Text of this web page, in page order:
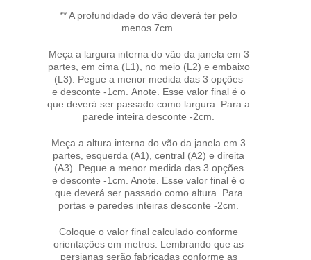
** A profundidade do vão deverá ter pelo
menos 7cm.
Meça a largura interna do vão da janela em 3
partes, em cima (L1), no meio (L2) e embaixo
(L3). Pegue a menor medida das 3 opções
e desconte -1cm. Anote. Esse valor final é o
que deverá ser passado como largura. Para a
parede inteira desconte -2cm.
Meça a altura interna do vão da janela em 3
partes, esquerda (A1), central (A2) e direita
(A3). Pegue a menor medida das 3 opções
e desconte -1cm. Anote. Esse valor final é o
que deverá ser passado como altura. Para
portas e paredes inteiras desconte -2cm.
Coloque o valor final calculado conforme
orientações em metros. Lembrando que as
persianas serão fabricadas conforme as